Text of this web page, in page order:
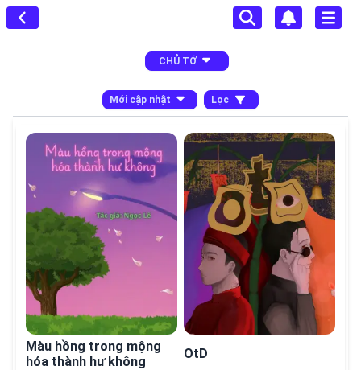
CHỦ TỚ
Mới cập nhật Lọc
Màu hồng trong mộng
hóa thành hư không
OtD